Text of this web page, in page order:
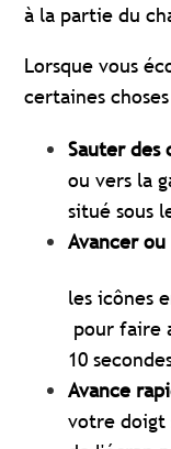
à la partie du
Lorsque vous
certaines
Sauter des
ou vers la
situé sous
Avancer
les icônes
pour faire
10
Avance
votre doigt